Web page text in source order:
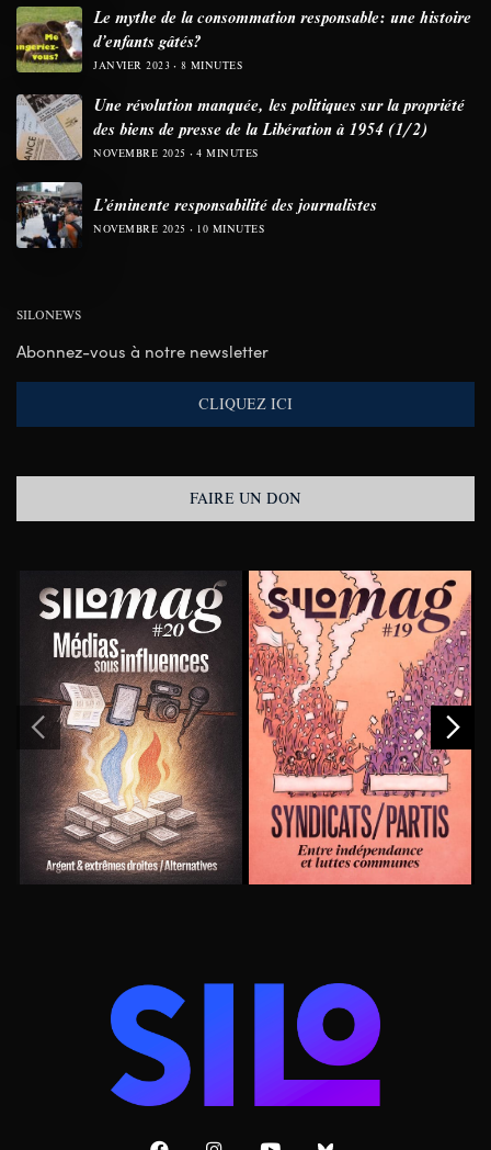
Le mythe de la consommation responsable: une histoire
d’enfants gâtés?
JANVIER 2023 8 MINUTES
Une révolution manquée, les politiques sur la propriété
des biens de presse de la Libération à 1954 (1/2)
NOVEMBRE 2025 4 MINUTES
L’éminente responsabilité des journalistes
NOVEMBRE 2025 10 MINUTES
SILONEWS
Abonnez-vous à notre newsletter
CLIQUEZ ICI
FAIRE UN DON